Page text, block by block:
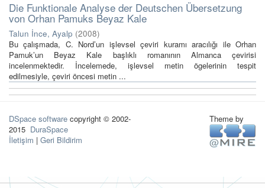
Die Funktionale Analyse der Deutschen Übersetzung
von Orhan Pamuks Beyaz Kale
Talun İnce, Ayalp (2008)
Bu çalışmada, C. Nord’un işlevsel çeviri kuramı aracılığı ile Orhan
Pamuk’un Beyaz Kale başlıklı romanının Almanca çevirisi
incelenmektedir. İncelemede, işlevsel metin ögelerinin tespit
edilmesiyle, çeviri öncesi metin ...
DSpace software copyright © 2002-
2015 DuraSpace
İletişim | Geri Bildirim
Theme by